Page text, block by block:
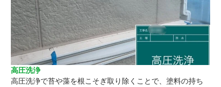
高圧洗浄
高圧洗浄で苔や藻を根こそぎ取り除くことで、塗料の持ち